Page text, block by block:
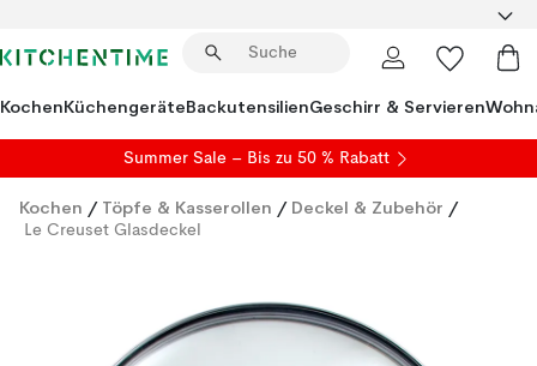
KochenKüchengeräteBackutensilienGeschirr & Servieren
Summer Sale – Bis zu 50 % Rabatt
Kochen / Töpfe & Kasserollen / Deckel & Zubehör /
Le Creuset Glasdeckel